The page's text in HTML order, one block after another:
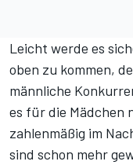
Leicht werde es
oben zu kommen,
männliche
es für die Mädchen
zahlenmäßig im
sind schon mehr